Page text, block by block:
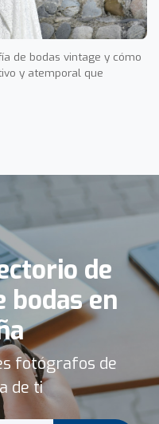
de bodas vintage y cómo
y atemporal que
de
en
fotógrafos de
de ti